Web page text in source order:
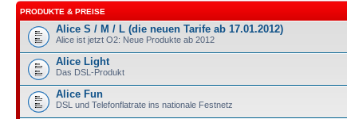
PRODUKTE & PREISE
Alice S / M / L (die neuen Tarife ab 17.01.2012)
Alice ist jetzt O2: Neue Produkte ab 2012
Alice Light
Das DSL-Produkt
Alice Fun
DSL und Telefonflatrate ins nationale Festnetz